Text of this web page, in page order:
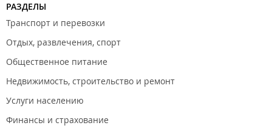
РАЗДЕЛЫ
Транспорт и перевозки
Отдых, развлечения, спорт
Общественное питание
Недвижимость, строительство и ремонт
Услуги населению
Финансы и страхование